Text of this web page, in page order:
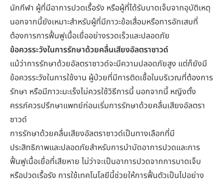
นักกีฬา ผู้ที่มีอาการปวดเรื้อรัง หรือผู้ที่ได้รับบาดเจ็บจากอุบัติเหตุ
นอกจากนี้ยังเหมาะสำหรับผู้ที่มีภาวะข้อเสื่อมหรือการอักเสบที่
ต้องการการฟื้นฟูเนื้อเยื่ออย่างรวดเร็วและปลอดภัย
ข้อควรระวังในการรักษาด้วยคลื่นเสียงอัลตราซาวด์
แม้ว่าการรักษาด้วยอัลตราซาวด์จะมีความปลอดภัยสูง แต่ก็ยังมี
ข้อควรระวังในการใช้งาน ผู้ป่วยที่มีการติดเชื้อในบริเวณที่ต้องการ
รักษา หรือมีภาวะมะเร็งไม่ควรใช้วิธีการนี้ นอกจากนี้ หญิงตั้ง
ครรภ์ควรปรึกษาแพทย์ก่อนเริ่มการรักษาด้วยคลื่นเสียงอัลตรา
ซาวด์
การรักษาด้วยคลื่นเสียงอัลตราซาวด์เป็นทางเลือกที่มี
ประสิทธิภาพและปลอดภัยสำหรับการบำบัดอาการปวดและการ
ฟื้นฟูเนื้อเยื่อที่เสียหาย ไม่ว่าจะเป็นอาการปวดจากการบาดเจ็บ
หรือปวดเรื้อรัง การใช้เทคโนโลยีนี้ช่วยให้การฟื้นตัวเป็นไปอย่าง